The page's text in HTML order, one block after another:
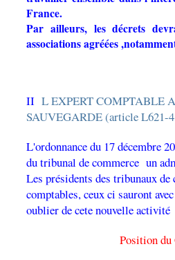
France.
Par ailleurs, les décrets
associations agréées
II L EXPERT COMPTABLE
SAUVEGARDE (article L621-
L'ordonnance du 17 décembre
du tribunal de commerce un
Les présidents des tribunaux
comptables, ceux ci sauront
oublier de cete nouvelle
Position